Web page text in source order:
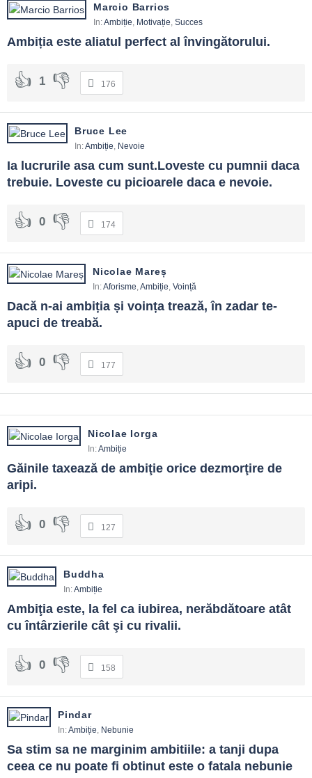
Marcio Barrios
In:Ambiție, Motivație, Succes
Ambiția este aliatul perfect al învingătorului.
1 176
Bruce Lee
In:Ambiție, Nevoie
Ia lucrurile asa cum sunt.Loveste cu pumnii daca
trebuie. Loveste cu picioarele daca e nevoie.
0 174
Nicolae Mareș
In:Aforisme,Ambiție, Voință
Dacă n-ai ambiția și voința trează, în zadar te-
apuci de treabă.
0 177
Nicolae Iorga
In:Ambiție
Găinile taxează de ambiţie orice dezmorţire de
aripi.
0 127
Buddha
In:Ambiție
Ambiţia este, la fel ca iubirea, nerăbdătoare atât
cu întârzierile cât şi cu rivalii.
0 158
Pindar
In:Ambiție, Nebunie
Sa stim sa ne marginim ambitiile: a tanji dupa
ceea ce nu poate fi obtinut este o fatala nebunie